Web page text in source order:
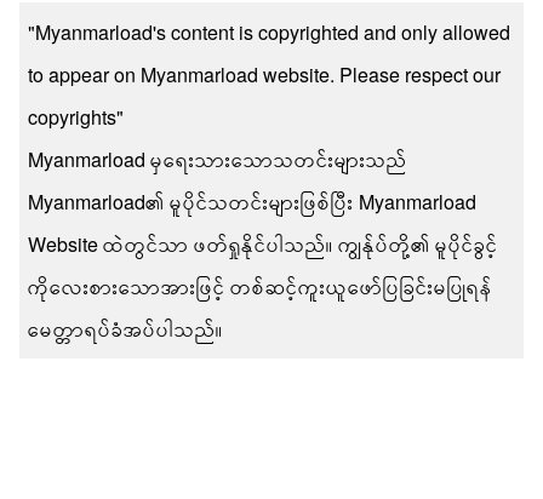
"Myanmarload's content is copyrighted and only allowed
to appear on Myanmarload website. Please respect our
copyrights"
Myanmarload မှရေးသားသောသတင်းများသည်
Myanmarload၏ မူပိုင်သတင်းများဖြစ်ပြီး Myanmarload
Website ထဲတွင်သာ ဖတ်ရှုနိုင်ပါသည်။ ကျွန်ုပ်တို့၏ မူပိုင်ခွင့်
ကိုလေးစားသောအားဖြင့် တစ်ဆင့်ကူးယူဖော်ပြခြင်းမပြုရန်
မေတ္တာရပ်ခံအပ်ပါသည်။